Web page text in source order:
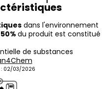
dans l'environnement
du produit est constitué
de substances
02/03/2026